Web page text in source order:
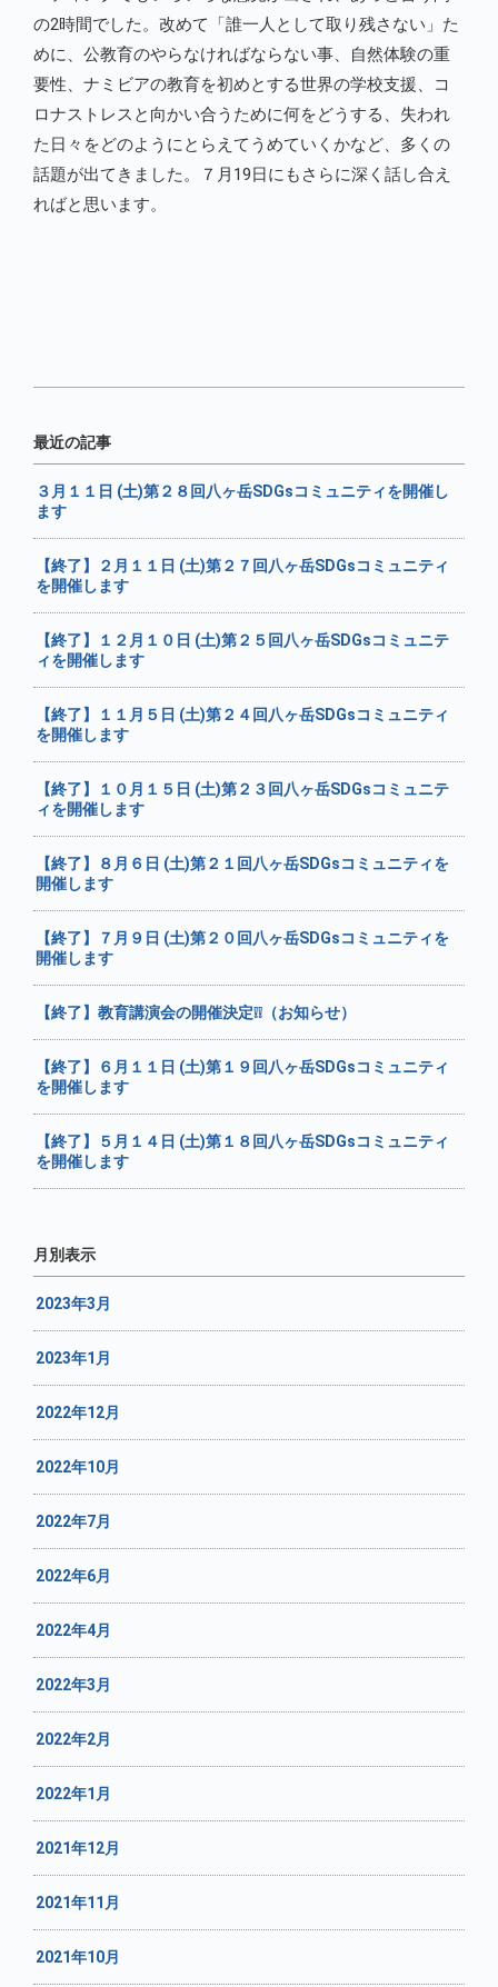
の2時間でした。改めて「誰一人として取り残さない」た
めに、公教育のやらなければならない事、自然体験の重
要性、ナミビアの教育を初めとする世界の学校支援、コ
ロナストレスと向かい合うために何をどうする、失われ
た日々をどのようにとらえてうめていくかなど、多くの
話題が出てきました。７月19日にもさらに深く話し合え
ればと思います。
最近の記事
３月１１日 (土)第２８回八ヶ岳SDGsコミュニティを開催し
ます
【終了】２月１１日 (土)第２７回八ヶ岳SDGsコミュニティ
を開催します
【終了】１２月１０日 (土)第２５回八ヶ岳SDGsコミュニテ
ィを開催します
【終了】１１月５日 (土)第２４回八ヶ岳SDGsコミュニティ
を開催します
【終了】１０月１５日 (土)第２３回八ヶ岳SDGsコミュニテ
ィを開催します
【終了】８月６日 (土)第２１回八ヶ岳SDGsコミュニティを
開催します
【終了】７月９日 (土)第２０回八ヶ岳SDGsコミュニティを
開催します
【終了】教育講演会の開催決定❕❕（お知らせ）
【終了】６月１１日 (土)第１９回八ヶ岳SDGsコミュニティ
を開催します
【終了】５月１４日 (土)第１８回八ヶ岳SDGsコミュニティ
を開催します
月別表示
2023年3月
2023年1月
2022年12月
2022年10月
2022年7月
2022年6月
2022年4月
2022年3月
2022年2月
2022年1月
2021年12月
2021年11月
2021年10月